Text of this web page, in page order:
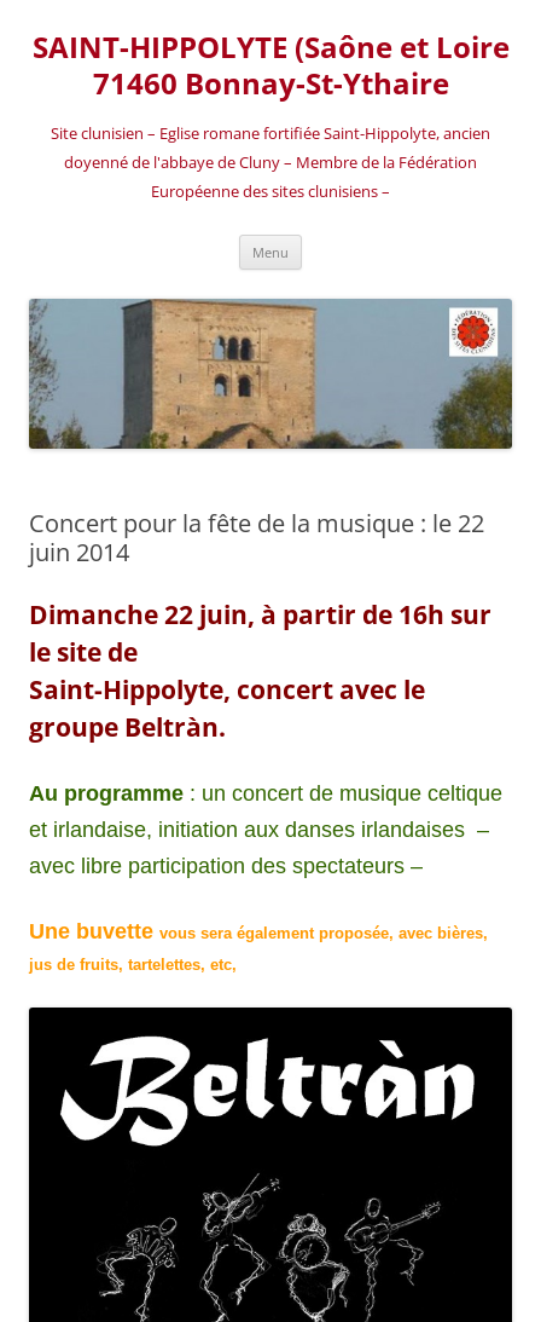
SAINT-HIPPOLYTE (Saône et Loire
71460 Bonnay-St-Ythaire
Site clunisien – Eglise romane fortifiée Saint-Hippolyte, ancien
doyenné de l'abbaye de Cluny – Membre de la Fédération
Européenne des sites clunisiens –
Menu
Concert pour la fête de la musique : le 22
juin 2014
Dimanche 22 juin, à partir de 16h sur
le site de
Saint-Hippolyte, concert avec le
groupe Beltràn.
Au programme : un concert de musique celtique
et irlandaise, initiation aux danses irlandaises –
avec libre participation des spectateurs –
Une buvette vous sera également proposée, avec bières,
jus de fruits, tartelettes, etc,